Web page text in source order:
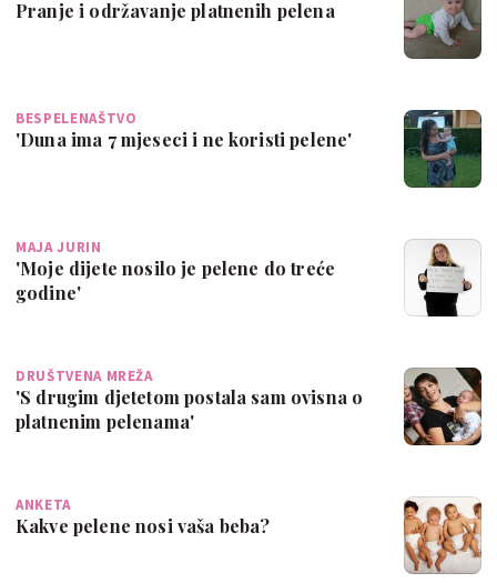
Pranje i održavanje platnenih pelena
BESPELENAŠTVO
'Duna ima 7 mjeseci i ne koristi pelene'
MAJA JURIN
'Moje dijete nosilo je pelene do treće
godine'
DRUŠTVENA MREŽA
'S drugim djetetom postala sam ovisna o
platnenim pelenama'
ANKETA
Kakve pelene nosi vaša beba?